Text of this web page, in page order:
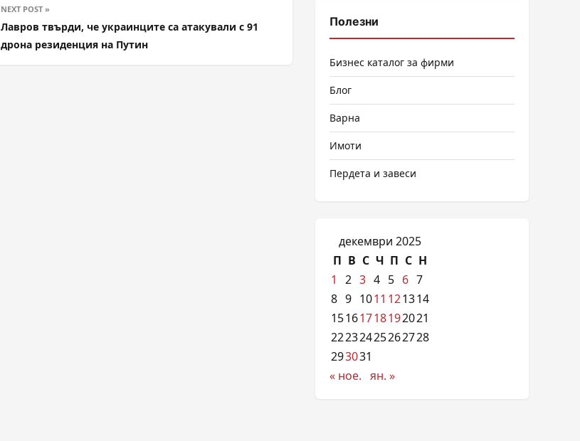
NEXT POST »
Лавров твърди, че украинците са атакували с 91
дрона резиденция на Путин
Полезни
Бизнес каталог за фирми
Блог
Варна
Имоти
Пердета и завеси
декември 2025
П В С Ч П С Н
1
2 3 4 5 6 7
8 9 1011 121314
15161718192021
22232425262728
293031
« ное. ян. »